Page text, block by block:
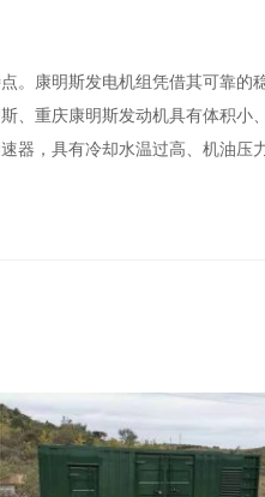
康明斯发电机组凭借其可靠的
、重庆康明斯发动机具有体积小
器，具有冷却水温过高、机油压